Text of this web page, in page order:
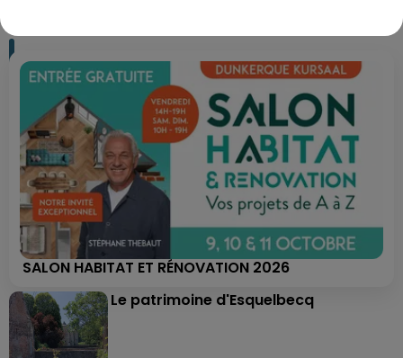
SALON HABITAT ET RÉNOVATION 2026
Le patrimoine d'Esquelbecq